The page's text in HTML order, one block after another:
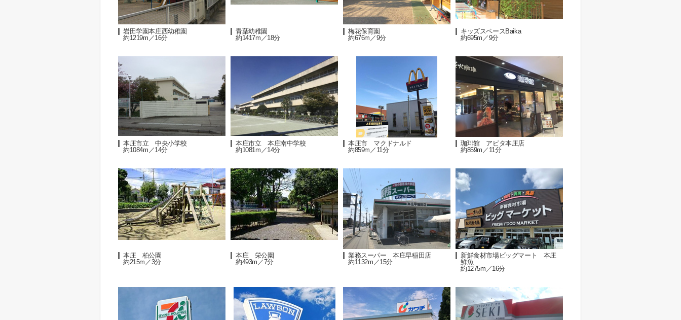
岩田学園本庄西幼稚園
約1219m／16分
青葉幼稚園
約1417m／18分
梅花保育園
約676m／9分
キッズスペースBaika
約695m／9分
本庄市立 中央小学校
約1084m／14分
本庄市立 本庄南中学校
約1081m／14分
本庄市 マクドナルド
約859m／11分
珈琲館 アピタ本庄店
約859m／11分
本庄 柏公園
約215m／3分
本庄 栄公園
約493m／7分
業務スーパー 本庄早稲田店
約1132m／15分
新鮮食材市場ビッグマート 本庄
鮮魚
約1275m／16分